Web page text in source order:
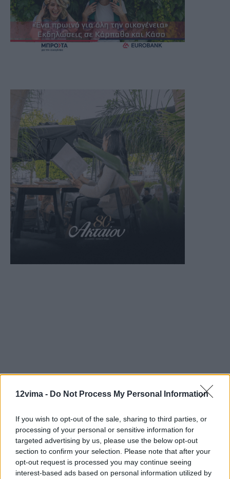
12vima - Do Not Process My Personal Information
If you wish to opt-out of the sale, sharing to third parties, or
processing of your personal or sensitive information for
targeted advertising by us, please use the below opt-out
section to confirm your selection. Please note that after your
opt-out request is processed you may continue seeing
interest-based ads based on personal information utilized by